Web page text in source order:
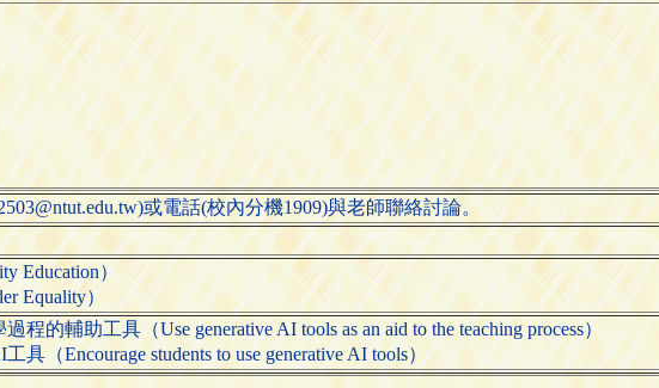
或電話(校內分機1909)與老師聯絡討論。
Education）
Equality）
程的輔助工具（Use generative AI tools as an aid to the teaching process）
具（Encourage students to use generative AI tools）